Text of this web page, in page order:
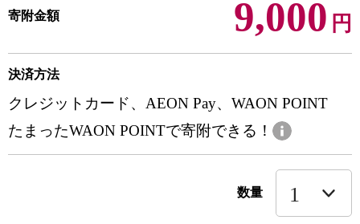
寄附金額 9,000 円
決済方法
クレジットカード、AEON Pay、WAON POINT
たまったWAON POINTで寄附できる！
数量